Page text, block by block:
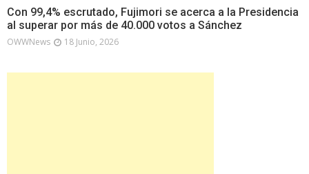
Con 99,4% escrutado, Fujimori se acerca a la Presidencia
al superar por más de 40.000 votos a Sánchez
OWWNews 18 Junio, 2026